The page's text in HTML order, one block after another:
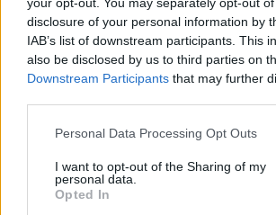
disclosure of your personal information by
IAB’s list of downstream participants. This
also be disclosed by us to third parties on
Downstream Participants that may further
Please note that this website/app uses one
not limited to your visit or usage behaviour.
grant or deny consent to Google and its
use your data for below specified purposes
Personal Data Processing Opt Outs
I want to opt-out of the Sharing of my
personal data.
Opted In
kalóriabevitel csökkentésével a
segítheti, hiszen könnyebb elkerülni a
Fontos ugyanakkor, hogy aki
bánjon óvatosan a banánfogyasztással.
éhgyomorra gyomorpanaszt okozhat,
gyomorfekélyük van, vagy túlsavasodásra